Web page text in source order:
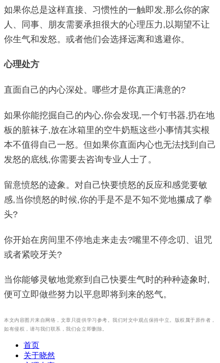
如果你总是这样直接、习惯性的一触即发,那么你的家
人、同事、朋友需要承担很大的心理压力,以期望不让
你生气和发怒。或者他们会选择远离和逃避你。
心理处方
直面自己的内心深处。哪些才是你真正满意的?
如果你能挖掘自己的内心,你会发现,一个钉书器,扔在地
板的脏袜子,放在冰箱里的空牛奶瓶这些小事情其实根
本不值得自己一怒。但如果你直面内心也无法找到自己
发怒的底线,你需要去咨询专业人士了。
留意愤怒的迹象。对自己快要愤怒的反应和感觉要敏
感,当你愤怒的时候,你的手是不是不知不觉地攥成了拳
头?
你开始在房间里不停地走来走去?嘴里不停念叨、诅咒
或者紧咬牙关?
当你能够灵敏地觉察到自己快要生气时的种种迹象时,
便可立即做些努力以平息即将到来的怒气。
本文内容图片来自网络，文章只提供学习参考。我们对文中观点保持中立。版权属于原作者，
如有侵权，请与我们联系，我们会立即删除。
首页
关于晓然